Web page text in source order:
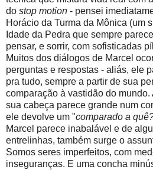
do stop motion - pensei
Horácio da Turma da Mônica (um
Idade da Pedra que sempre
pensar, e sorrir, com sofisticadas
Muitos dos diálogos de Marcel
perguntas e respostas - aliás, ele
pra tudo, sempre a partir de sua
comparação à vastidão do
sua cabeça parece grande num
ele devolve um "comparado a
Marcel parece inabalável e de
entrelinhas, também surge o
Somos seres imperfeitos, com
inseguranças. E uma concha